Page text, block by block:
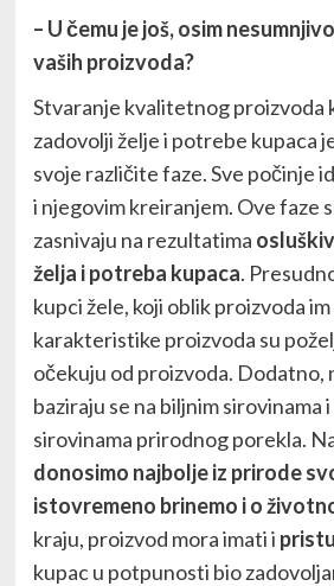
– U čemu je još, osim
vaših proizvoda?
Stvaranje kvalitetnog proizvoda
zadovolji želje i potrebe kupaca
svoje različite faze. Sve počinje
i njegovim kreiranjem. Ove faze
zasnivaju na rezultatima
želja i potreba kupaca.
kupci žele, koji oblik proizvoda
karakteristike proizvoda su
očekuju od proizvoda. Dodatno,
baziraju se na biljnim sirovinama
sirovinama prirodnog porekla.
donosimo najbolje iz prirode
istovremeno brinemo i o
kraju, proizvod mora imati i
kupac u potpunosti bio